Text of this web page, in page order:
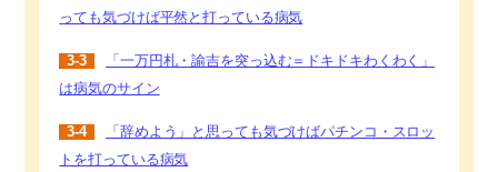
っても気づけば平然と打っている病気
3-3
「一万円札・諭吉を突っ込む＝ドキドキわくわく」
は病気のサイン
3-4
「辞めよう」と思っても気づけばパチンコ・スロッ
トを打っている病気